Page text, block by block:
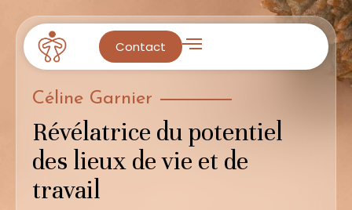
Contact
Céline Garnier
Révélatrice du potentiel
des lieux de vie et de
travail